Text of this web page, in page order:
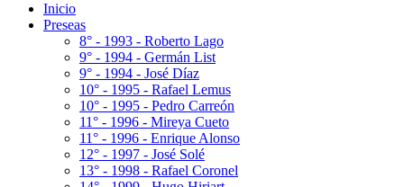
Inicio
Preseas
8° - 1993 - Roberto Lago
9° - 1994 - Germán List
9° - 1994 - José Díaz
10° - 1995 - Rafael Lemus
10° - 1995 - Pedro Carreón
11° - 1996 - Mireya Cueto
11° - 1996 - Enrique Alonso
12° - 1997 - José Solé
13° - 1998 - Rafael Coronel